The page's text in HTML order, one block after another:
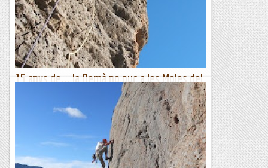
fer...
Romàntic Guerrer
15 anys de... la Demà no puc a les Moles del
La solitud que envolta les Moles del Pessó a Collegats va
captivar-me des del minut zero i, després d'haver fet vistes
amb la clàssica del lloc, no vaig poder resistir la...